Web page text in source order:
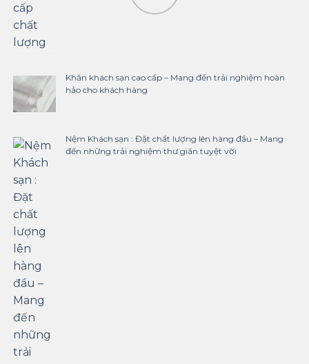
Khăn khách sạn cao cấp – Mang đến trải nghiệm hoàn
hảo cho khách hàng
Nệm Khách sạn : Đặt chất lượng lên hàng đầu – Mang
đến những trải nghiệm thư giãn tuyệt vời